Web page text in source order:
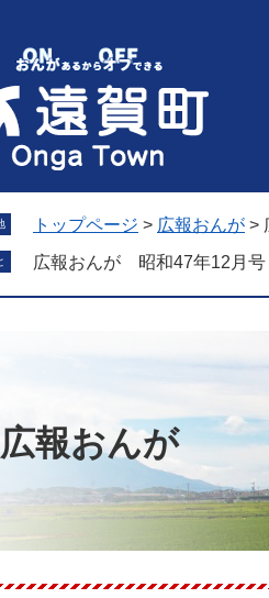
トップページ > 広報おんが >
広報おんが 昭和47年12月号
広報おんが